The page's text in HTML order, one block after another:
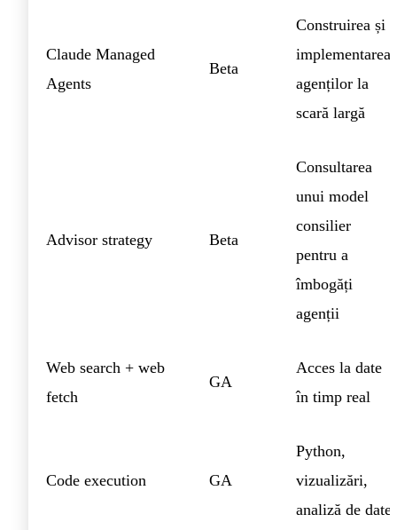
Claude Managed
Agents
Beta
Construirea și
implementarea
agenților la
scară largă
Advisor strategy Beta
Consultarea
unui model
consilier
pentru a
îmbogăți
agenții
Web search + web
fetch
GA
Acces la date
în timp real
Code execution GA
Python,
vizualizări,
analiză de date